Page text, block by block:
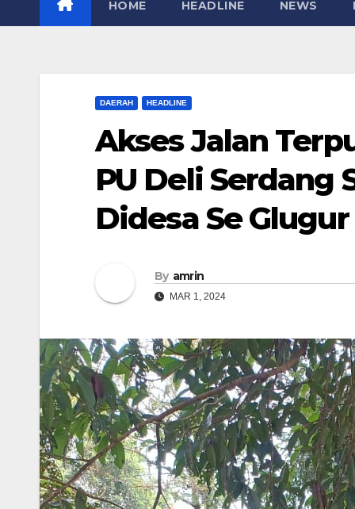
HOME HEADLINE NEWS
DAERAH HEADLINE
Akses Jalan
PU Deli Serdang
Didesa Se Glugur
By amrin
MAR 1, 2024